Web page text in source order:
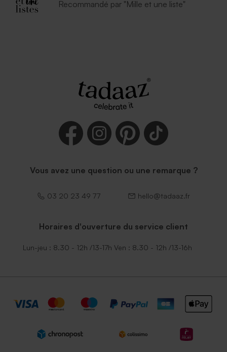
eucalyptus
émeraude
Enveloppe rectangle noire
Recommandé par "Mille et une liste"
Vous avez une question ou une remarque ?
03 20 23 49 77 hello@tadaaz.fr
Horaires d'ouverture du service client
Lun-jeu : 8.30 - 12h /13-17h Ven : 8.30 - 12h /13-16h